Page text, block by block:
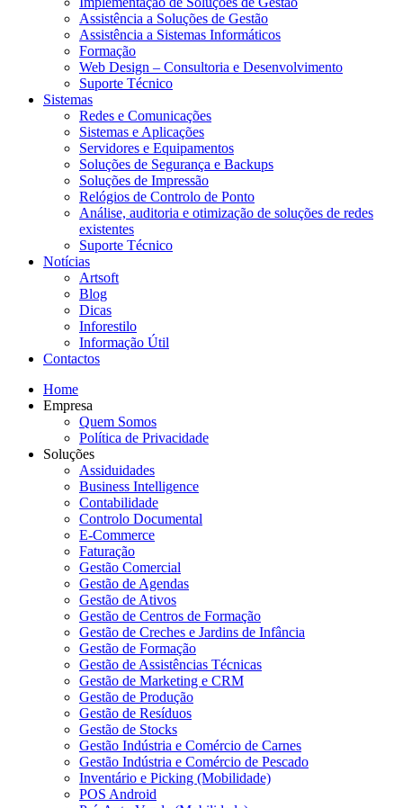
Assistência a Soluções de Gestão
Assistência a Sistemas Informáticos
Formação
Web Design – Consultoria e Desenvolvimento
Suporte Técnico
Sistemas
Redes e Comunicações
Sistemas e Aplicações
Servidores e Equipamentos
Soluções de Segurança e Backups
Soluções de Impressão
Relógios de Controlo de Ponto
Análise, auditoria e otimização de soluções de redes
existentes
Suporte Técnico
Notícias
Artsoft
Blog
Dicas
Inforestilo
Informação Útil
Contactos
Home
Empresa
Quem Somos
Política de Privacidade
Soluções
Assiduidades
Business Intelligence
Contabilidade
Controlo Documental
E-Commerce
Faturação
Gestão Comercial
Gestão de Agendas
Gestão de Ativos
Gestão de Centros de Formação
Gestão de Creches e Jardins de Infância
Gestão de Formação
Gestão de Assistências Técnicas
Gestão de Marketing e CRM
Gestão de Produção
Gestão de Resíduos
Gestão de Stocks
Gestão Indústria e Comércio de Carnes
Gestão Indústria e Comércio de Pescado
Inventário e Picking (Mobilidade)
POS Android